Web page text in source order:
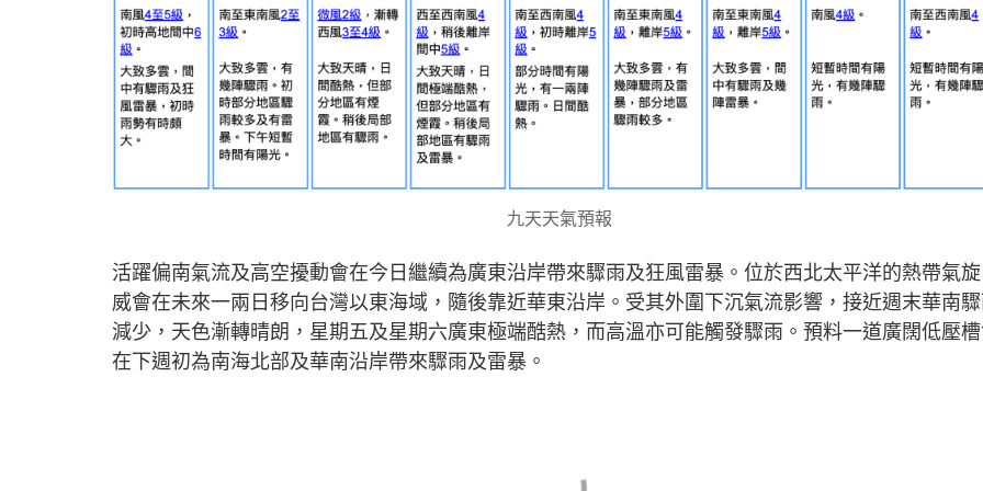
九天天氣預報
活躍偏南氣流及高空擾動會在今日繼續為廣東沿岸帶來驟雨及狂風雷暴。位於西北太平洋的熱帶氣
威會在未來一兩日移向台灣以東海域，隨後靠近華東沿岸。受其外圍下沉氣流影響，接近週末華南
減少，天色漸轉晴朗，星期五及星期六廣東極端酷熱，而高溫亦可能觸發驟雨。預料一道廣闊低壓
在下週初為南海北部及華南沿岸帶來驟雨及雷暴。